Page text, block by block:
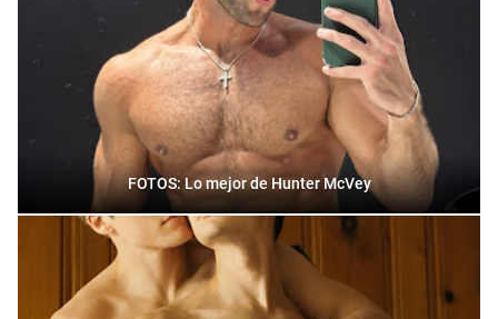
FOTOS: Lo mejor de Hunter McVey